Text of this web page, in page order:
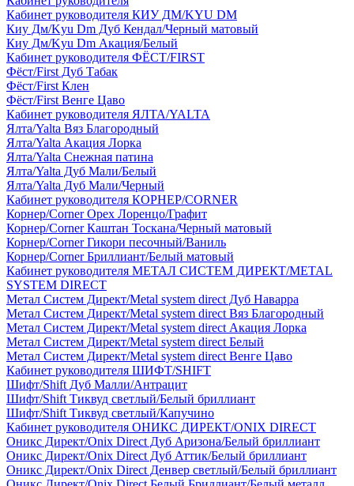
Кабинет руководителя КИУ ДМ/KYU DM
Киу Дм/Kyu Dm Дуб Кендал/Черный матовый
Киу Дм/Kyu Dm Акация/Белый
Кабинет руководителя ФЁСТ/FIRST
Фёст/First Дуб Табак
Фёст/First Клен
Фёст/First Венге Цаво
Кабинет руководителя ЯЛТА/YALTA
Ялта/Yalta Вяз Благородный
Ялта/Yalta Акация Лорка
Ялта/Yalta Снежная патина
Ялта/Yalta Дуб Мали/Белый
Ялта/Yalta Дуб Мали/Черный
Кабинет руководителя КОРНЕР/CORNER
Корнер/Corner Орех Лоренцо/Графит
Корнер/Corner Каштан Тоскана/Черный матовый
Корнер/Corner Гикори песочный/Ваниль
Корнер/Corner Бриллиант/Белый матовый
Кабинет руководителя МЕТАЛ СИСТЕМ ДИРЕКТ/METAL
SYSTEM DIRECT
Метал Систем Директ/Metal system direct Дуб Наварра
Метал Систем Директ/Metal system direct Вяз Благородный
Метал Систем Директ/Metal system direct Акация Лорка
Метал Систем Директ/Metal system direct Белый
Метал Систем Директ/Metal system direct Венге Цаво
Кабинет руководителя ШИФТ/SHIFT
Шифт/Shift Дуб Малли/Антрацит
Шифт/Shift Тиквуд светлый/Белый бриллиант
Шифт/Shift Тиквуд светлый/Капучино
Кабинет руководителя ОНИКС ДИРЕКТ/ONIX DIRECT
Оникс Директ/Onix Direct Дуб Аризона/Белый бриллиант
Оникс Директ/Onix Direct Дуб Аттик/Белый бриллиант
Оникс Директ/Onix Direct Денвер светлый/Белый бриллиант